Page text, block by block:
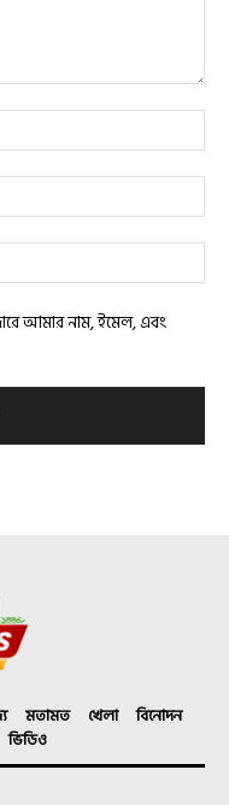
আমার নাম, ইমেল, এবং
মতামত খেলা
বিনোদন
ভিডিও